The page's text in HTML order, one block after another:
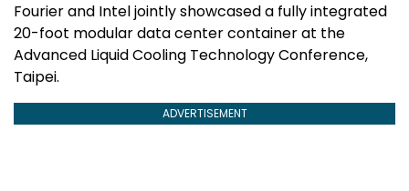
Fourier and Intel jointly showcased a fully integrated
20-foot modular data center container at the
Advanced Liquid Cooling Technology Conference,
Taipei.
ADVERTISEMENT